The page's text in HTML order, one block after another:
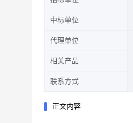
中标单位
代理单位
相关产品
联系方式
正文内容